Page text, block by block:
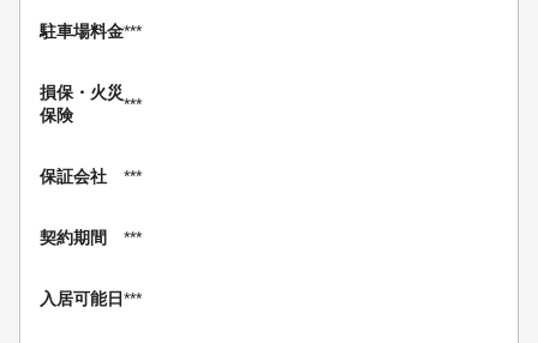
駐車場料金***
損保・ 火災
保険
***
保証会社 ***
契約期間 ***
入居可能日***